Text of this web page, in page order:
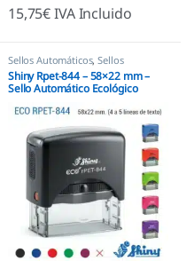
15,75€IVA Incluido
Sellos Automáticos,Sellos
empresas ,Shiny
Shiny Rpet-844 – 58×22 mm –
Sello Automático Ecológico